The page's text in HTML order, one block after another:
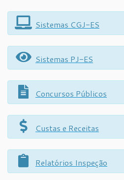
Sistemas CGJ-ES
Sistemas PJ-ES
Concursos Públicos
Custas e Receitas
Relatórios Inspeção